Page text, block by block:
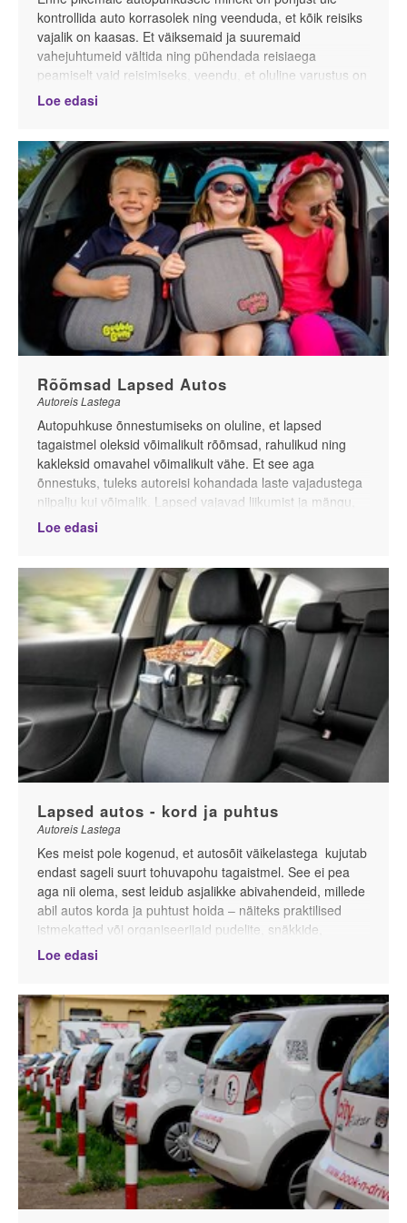
kontrollida auto korrasolek ning veenduda, et kõik reisiks
vajalik on kaasas. Et väiksemaid ja suuremaid
vahejuhtumeid vältida ning pühendada reisiaega
peamiselt vaid reisimiseks, veendu, et oluline varustus on
autos olemas ning vajaminev tagavara või lisavarustus
Enne reisi kontrolli
Loe edasi
Rõõmsad Lapsed Autos
Autoreis Lastega
Autopuhkuse õnnestumiseks on oluline, et lapsed
tagaistmel oleksid võimalikult rõõmsad, rahulikud ning
kakleksid omavahel võimalikult vähe. Et see aga
õnnestuks, tuleks autoreisi kohandada laste vajadustega
niipalju kui võimalik. Lapsed vajavad liikumist ja mängu,
seetõttu varu kannatust ning planeeri resivahemaade
kogu autopuhkuse vältel.
Lastele sobilikum
Loe edasi
Lapsed autos - kord ja puhtus
Autoreis Lastega
Kes meist pole kogenud, et autosõit väikelastega kujutab
endast sageli suurt tohuvapohu tagaistmel. See ei pea
aga nii olema, sest leidub asjalikke abivahendeid, millede
abil autos korda ja puhtust hoida – näiteks praktilised
istmekatted või organiseerijaid pudelite, snäkkide,
mänguasjade, raamatute, telefoni või tahvelarvuti
puhtamaks korraldada.
Loe edasi